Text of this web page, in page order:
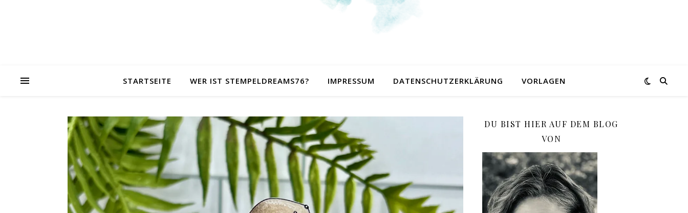
STARTSEITE WER IST STEMPELDREAMS76? IMPRESSUM DATENSCHUTZERKLÄRUNG VORLAGEN
DU BIST HIER AUF DEM BLOG
VON